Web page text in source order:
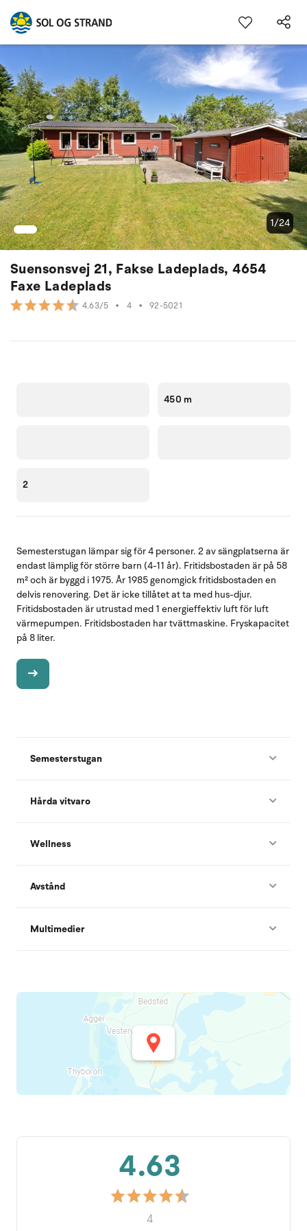
Suensonsvej 21, Fakse Ladeplads, 4654
Faxe Ladeplads
4.63/5 • 4 • 92-5021
1/24
450 m
2
Semesterstugan lämpar sig för 4 personer. 2 av sängplatserna är
endast lämplig för större barn (4-11 år). Fritidsbostaden är på 58
m² och är byggd i 1975. År 1985 genomgick fritidsbostaden en
delvis renovering. Det är icke tillåtet at ta med hus-djur.
Fritidsbostaden är utrustad med 1 energieffektiv luft för luft
värmepumpen. Fritidsbostaden har tvättmaskine. Fryskapacitet
på 8 liter.
Semesterstugan
Hårda vitvaro
Wellness
Avstånd
Multimedier
4.63
4